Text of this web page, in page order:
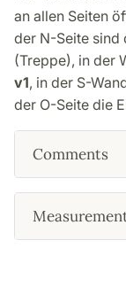
an allen Seiten
der N-Seite sind
(Treppe), in der
v1, in der S-
der O-Seite die
Comments